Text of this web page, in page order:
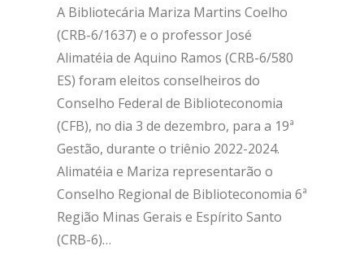
A Bibliotecária Mariza Martins Coelho
(CRB-6/1637) e o professor José
Alimatéia de Aquino Ramos (CRB-6/580
ES) foram eleitos conselheiros do
Conselho Federal de Biblioteconomia
(CFB), no dia 3 de dezembro, para a 19ª
Gestão, durante o triênio 2022-2024.
Alimatéia e Mariza representarão o
Conselho Regional de Biblioteconomia 6ª
Região Minas Gerais e Espírito Santo
(CRB-6)…